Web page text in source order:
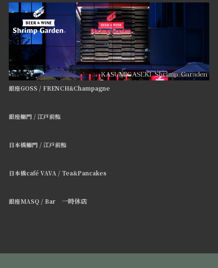
銀座GOSS / FRENCH&Champagne
銀座鰤門 / 江戸前鮨
日本橋鰤門 / 江戸前鮨
日本橋café VAVA / Tea&Pancakes
銀座MASQ / Bar 一時休店